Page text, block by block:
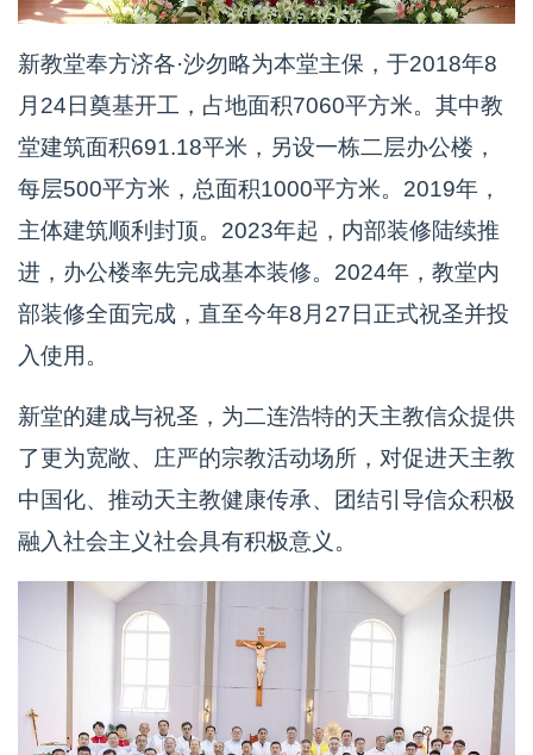
新教堂奉方济各·沙勿略为本堂主保，于2018年8
月24日奠基开工，占地面积7060平方米。其中教
堂建筑面积691.18平米，另设一栋二层办公楼，
每层500平方米，总面积1000平方米。2019年，
主体建筑顺利封顶。2023年起，内部装修陆续推
进，办公楼率先完成基本装修。2024年，教堂内
部装修全面完成，直至今年8月27日正式祝圣并投
入使用。
新堂的建成与祝圣，为二连浩特的天主教信众提供
了更为宽敞、庄严的宗教活动场所，对促进天主教
中国化、推动天主教健康传承、团结引导信众积极
融入社会主义社会具有积极意义。